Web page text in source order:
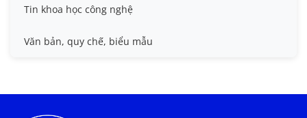
Tin khoa học công nghệ
Văn bản, quy chế, biểu mẫu